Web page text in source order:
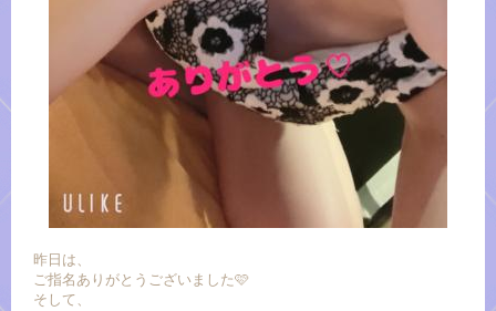
昨日は、
ご指名ありがとうございました🩷
そして、